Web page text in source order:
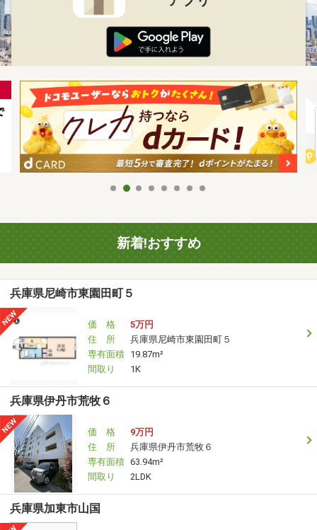
新着!おすすめ
兵庫県尼崎市東園田町５
価 格
5万円
住 所
兵庫県尼崎市東園田町５
専有面積 19.87m²
間取り
1K
兵庫県伊丹市荒牧６
価 格
9万円
住 所
兵庫県伊丹市荒牧６
専有面積 63.94m²
間取り
2LDK
兵庫県加東市山国